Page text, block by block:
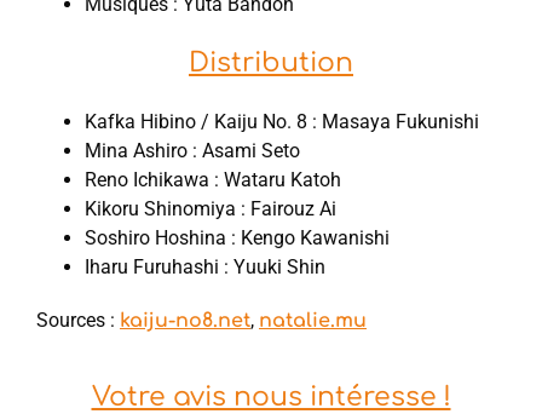
Distribution
Kafka Hibino / Kaiju No. 8 : Masaya Fukunishi
Mina Ashiro : Asami Seto
Reno Ichikawa : Wataru Katoh
Kikoru Shinomiya : Fairouz Ai
Soshiro Hoshina : Kengo Kawanishi
Iharu Furuhashi : Yuuki Shin
Sources : kaiju-no8.net, natalie.mu
Votre avis nous intéresse !